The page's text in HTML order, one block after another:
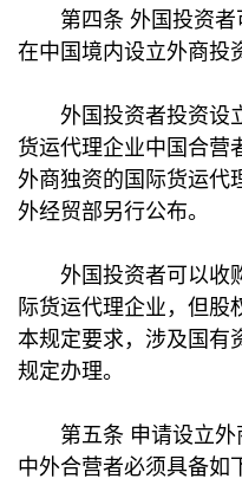
第四条 外国投资者
在中国境内设立外商投
外国投资者投资设
货运代理企业中国合营
外商独资的国际货运代
外经贸部另行公布。
外国投资者可以收
际货运代理企业，但股
本规定要求，涉及国有
规定办理。
第五条 申请设立外
中外合营者必须具备如